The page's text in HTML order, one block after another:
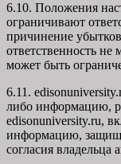
6.10. Положения
ограничивают
причинение
ответственность
может быть
6.11.
либо информацию,
edisonuniversity.ru,
информацию,
согласия владельца